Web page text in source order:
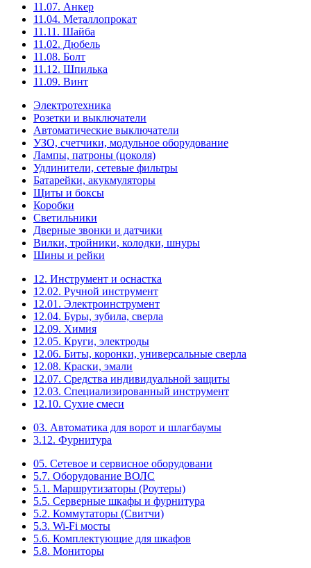
11.07. Анкер
11.04. Металлопрокат
11.11. Шайба
11.02. Дюбель
11.08. Болт
11.12. Шпилька
11.09. Винт
Электротехника
Розетки и выключатели
Автоматические выключатели
УЗО, счетчики, модульное оборудование
Лампы, патроны (цоколя)
Удлинители, сетевые фильтры
Батарейки, акукмуляторы
Щиты и боксы
Коробки
Светильники
Дверные звонки и датчики
Вилки, тройники, колодки, шнуры
Шины и рейки
12. Инструмент и оснастка
12.02. Ручной инструмент
12.01. Электроинструмент
12.04. Буры, зубила, сверла
12.09. Химия
12.05. Круги, электроды
12.06. Биты, коронки, универсальные сверла
12.08. Краски, эмали
12.07. Средства индивидуальной защиты
12.03. Специализированный инструмент
12.10. Сухие смеси
03. Автоматика для ворот и шлагбаумы
3.12. Фурнитура
05. Сетевое и сервисное оборудовани
5.7. Оборудование ВОЛС
5.1. Маршрутизаторы (Роутеры)
5.5. Серверные шкафы и фурнитура
5.2. Коммутаторы (Свитчи)
5.3. Wi-Fi мосты
5.6. Комплектующие для шкафов
5.8. Мониторы